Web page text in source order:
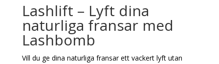
Lashlift – Lyft dina
naturliga fransar med
Lashbomb
Vill du ge dina naturliga fransar ett vackert lyft utan